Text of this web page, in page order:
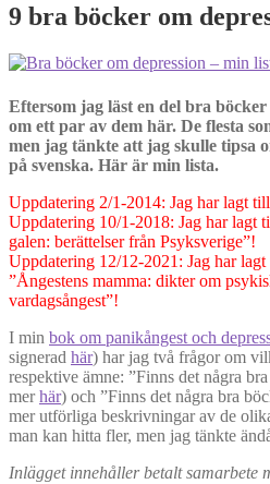
9 bra böcker om
Eftersom jag läst en del bra
om ett par av dem här. De flesta
men jag tänkte att jag skulle tipsa
på svenska. Här är min lista.
Uppdatering 2/1-2014: Jag har lagt
Uppdatering 10/1-2018: Jag har lagt
galen: berättelser från Psyksverige”!
Uppdatering 12/12-2021: Jag har
”Ångestens mamma: dikter om
vardagsångest”!
I min bok om panikångest och
signerad här) har jag två frågor om
respektive ämne: ”Finns det några
merhär) och ”Finns det några bra
mer utförliga beskrivningar av de
man kan hitta fler, men jag tänkte
Inlägget innehåller betalt samarbete